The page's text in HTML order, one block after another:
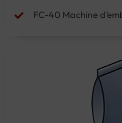
FC-40 Machine